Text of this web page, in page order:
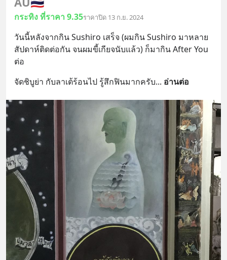
กระทิง ที่ราคา 9.35ราคาปิด 13 ก.ย. 2024
วันนี้หลังจากกิน Sushiro เสร็จ (ผมกิน Sushiro มาหลาย
สัปดาห์ติดต่อกัน จนผมขี้เกียจนับแล้ว) ก็มากิน After You
ต่อ
จัดชิบูย่า กับลาเต้ร้อนไป รู้สึกฟินมากครับ... อ่านต่อ